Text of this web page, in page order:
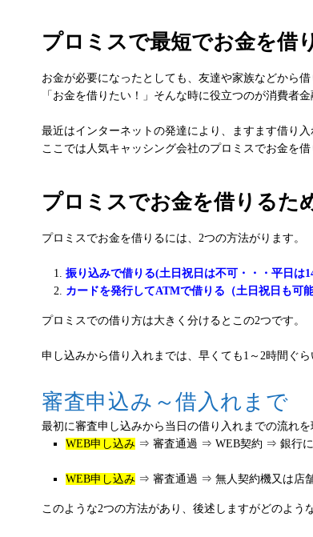
プロミスで最短でお金を借
お金が必要になったとしても、友達や家族などから
「お金を借りたい！」そんな時に役立つのが消費者金
最近はインターネットの発達により、ますます借り入
ここでは人気キャッシング会社のプロミスでお金を
プロミスでお金を借りるた
プロミスでお金を借りるには、2つの方法がります。
振り込みで借りる(土日祝日は不可・・・平日は
カードを発行してATMで借りる（土日祝日も可
プロミスでの借り方は大きく分けるとこの2つです。
申し込みから借り入れまでは、早くても1～2時間ぐ
審査申込み～借入れまで
最初に審査申し込みから当日の借り入れまでの流れを
WEB申し込み ⇒ 審査通過 ⇒ WEB契約 ⇒ 銀行
WEB申し込み ⇒ 審査通過 ⇒ 無人契約機又は店
このような2つの方法があり、後述しますがどのよう